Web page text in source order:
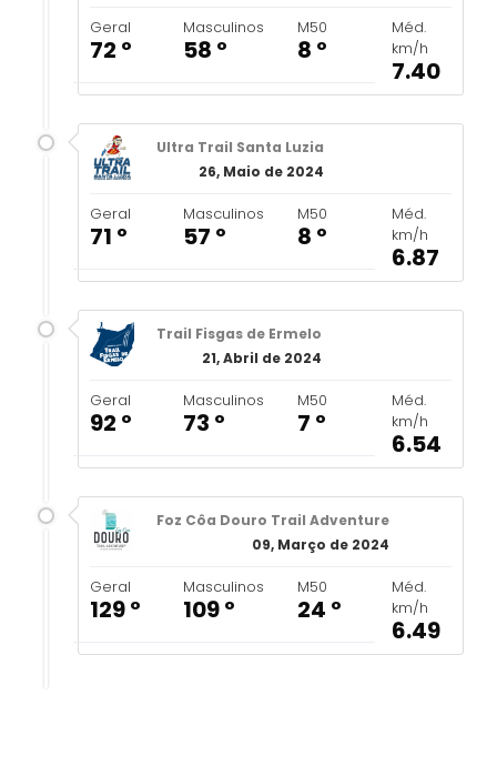
Geral
72 º
Masculinos
58 º
M50
8 º
Méd.
km/h
7.40
Ultra Trail Santa Luzia
26, Maio de 2024
Geral
71 º
Masculinos
57 º
M50
8 º
Méd.
km/h
6.87
Trail Fisgas de Ermelo
21, Abril de 2024
Geral
92 º
Masculinos
73 º
M50
7 º
Méd.
km/h
6.54
Foz Côa Douro Trail Adventure
09, Março de 2024
Geral
129 º
Masculinos
109 º
M50
24 º
Méd.
km/h
6.49